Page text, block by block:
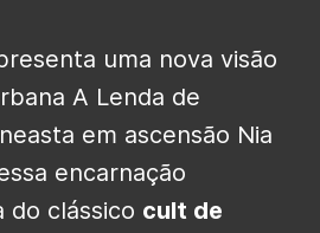
uma nova visão
A Lenda de
em ascensão Nia
encarnação
do clássico cult de